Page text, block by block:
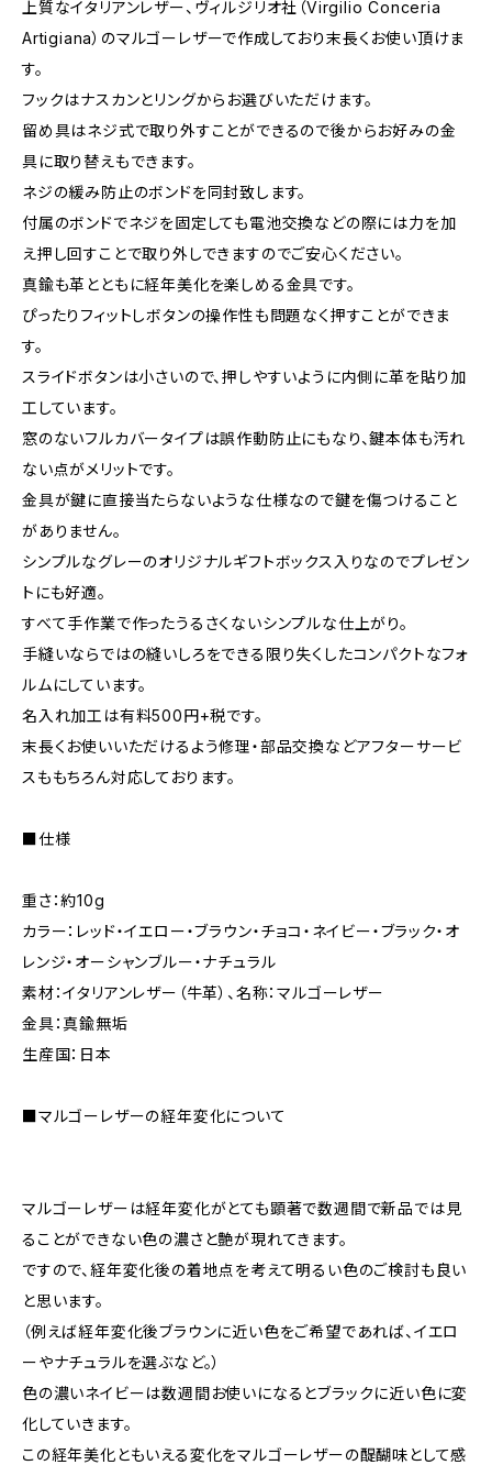
上質なイタリアンレザー、ヴィルジリオ社（Virgilio Conceria
Artigiana）のマルゴーレザーで作成しており末長くお使い頂けま
す。
フックはナスカンとリングからお選びいただけます。
留め具はネジ式で取り外すことができるので後からお好みの金
具に取り替えもできます。
ネジの緩み防止のボンドを同封致します。
付属のボンドでネジを固定しても電池交換などの際には力を加
え押し回すことで取り外しできますのでご安心ください。
真鍮も革とともに経年美化を楽しめる金具です。
ぴったりフィットしボタンの操作性も問題なく押すことができま
す。
スライドボタンは小さいので、押しやすいように内側に革を貼り加
工しています。
窓のないフルカバータイプは誤作動防止にもなり、鍵本体も汚れ
ない点がメリットです。
金具が鍵に直接当たらないような仕様なので鍵を傷つけること
がありません。
シンプルなグレーのオリジナルギフトボックス入りなのでプレゼン
トにも好適。
すべて手作業で作ったうるさくないシンプルな仕上がり。
手縫いならではの縫いしろをできる限り失くしたコンパクトなフォ
ルムにしています。
名入れ加工は有料500円+税です。
末長くお使いいただけるよう修理・部品交換などアフターサービ
スももちろん対応しております。
■仕様
重さ：約10g
カラー：レッド・イエロー・ブラウン・チョコ・ネイビー・ブラック・オ
レンジ・オーシャンブルー・ナチュラル
素材：イタリアンレザー（牛革）、名称：マルゴーレザー
金具：真鍮無垢
生産国：日本
■マルゴーレザーの経年変化について
マルゴーレザーは経年変化がとても顕著で数週間で新品では見
ることができない色の濃さと艶が現れてきます。
ですので、経年変化後の着地点を考えて明るい色のご検討も良い
と思います。
（例えば経年変化後ブラウンに近い色をご希望であれば、イエロ
ーやナチュラルを選ぶなど。）
色の濃いネイビーは数週間お使いになるとブラックに近い色に変
化していきます。
この経年美化ともいえる変化をマルゴーレザーの醍醐味として感